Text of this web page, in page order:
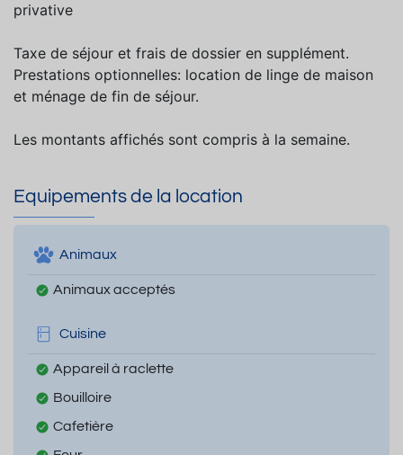
privative
Taxe de séjour et frais de dossier en supplément.
Prestations optionnelles: location de linge de maison
et ménage de fin de séjour.
Les montants affichés sont compris à la semaine.
Equipements de la location
Animaux
Animaux acceptés
Cuisine
Appareil à raclette
Bouilloire
Cafetière